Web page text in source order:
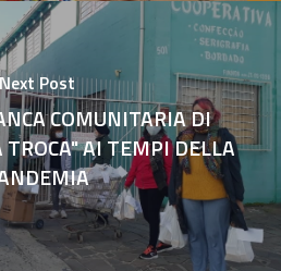
Post
COMUNITARIA DI
TROCA" AI TEMPI DELLA